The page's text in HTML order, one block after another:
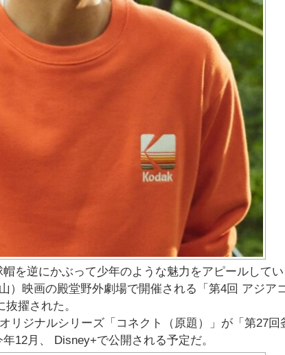
を逆にかぶって少年のような魅力をアピールしてい
）映画の殿堂野外劇場で開催される「第4回 アジア
擢された。
リジナルシリーズ「コネクト（原題）」が「第27回
12月、 Disney+で公開される予定だ。